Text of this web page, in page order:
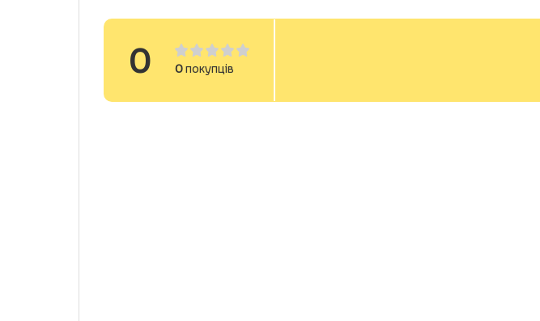
0 0покупців